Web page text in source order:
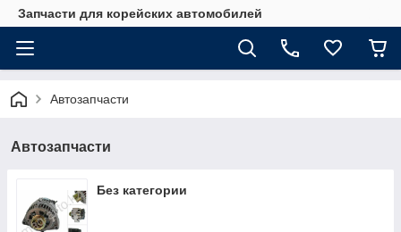
Запчасти для корейских автомобилей
Автозапчасти
Автозапчасти
Без категории